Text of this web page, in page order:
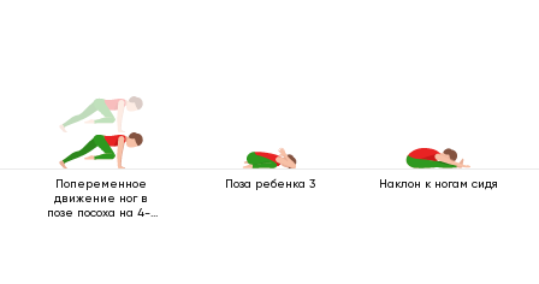
Попеременное
движение ног в
позе посоха на 4-х
Поза ребенка 3 Наклон к ногам сидя